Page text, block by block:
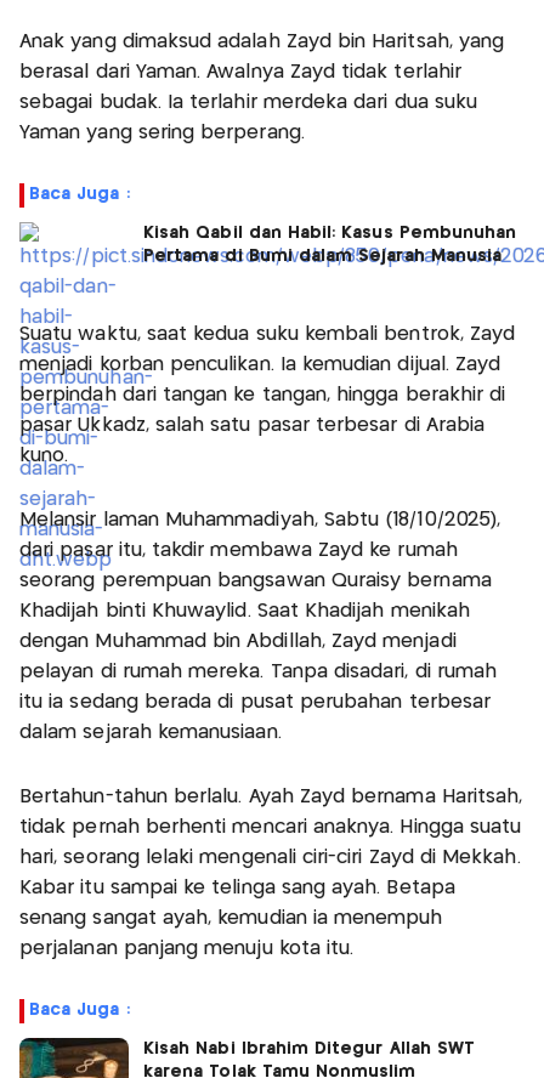
Anak yang dimaksud adalah Zayd bin Haritsah, yang
berasal dari Yaman. Awalnya Zayd tidak terlahir
sebagai budak. Ia terlahir merdeka dari dua suku
Yaman yang sering berperang.
Baca Juga :
Kisah Qabil dan Habil: Kasus Pembunuhan
Pertama di Bumi dalam Sejarah Manusia
Suatu waktu, saat kedua suku kembali bentrok, Zayd
menjadi korban penculikan. Ia kemudian dijual. Zayd
berpindah dari tangan ke tangan, hingga berakhir di
pasar Ukkadz, salah satu pasar terbesar di Arabia
kuno.
Melansir laman Muhammadiyah, Sabtu (18/10/2025),
dari pasar itu, takdir membawa Zayd ke rumah
seorang perempuan bangsawan Quraisy bernama
Khadijah binti Khuwaylid. Saat Khadijah menikah
dengan Muhammad bin Abdillah, Zayd menjadi
pelayan di rumah mereka. Tanpa disadari, di rumah
itu ia sedang berada di pusat perubahan terbesar
dalam sejarah kemanusiaan.
Bertahun-tahun berlalu. Ayah Zayd bernama Haritsah,
tidak pernah berhenti mencari anaknya. Hingga suatu
hari, seorang lelaki mengenali ciri-ciri Zayd di Mekkah.
Kabar itu sampai ke telinga sang ayah. Betapa
senang sangat ayah, kemudian ia menempuh
perjalanan panjang menuju kota itu.
Baca Juga :
Kisah Nabi Ibrahim Ditegur Allah SWT
karena Tolak Tamu Nonmuslim